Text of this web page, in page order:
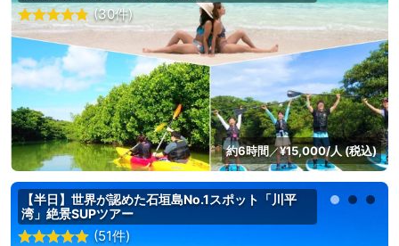
(30件)
約6時間／¥15,000/人 (税込)
【半日】世界が認めた石垣島No.1スポット「川平
湾」絶景SUPツアー
(51件)